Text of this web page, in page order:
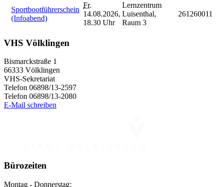
Sportbootführerschein
(Infoabend)
Fr.
14.08.2026,
18.30 Uhr
Lernzentrum
Luisenthal,
Raum 3
261260011
VHS Völklingen
Bismarckstraße 1
66333 Völklingen
VHS-Sekretariat
Telefon 06898/13-2597
Telefon 06898/13-2080
E-Mail schreiben
Bürozeiten
Montag - Donnerstag: